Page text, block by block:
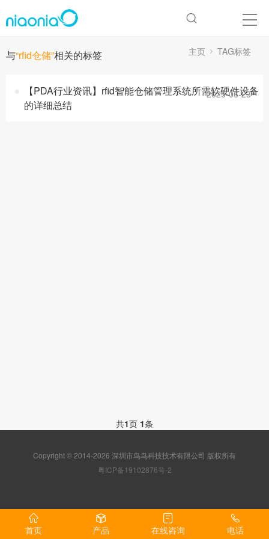
与“rfid仓储”相关的标签 主页 TAG标签
【PDA行业资讯】rfid智能仓储管理系统所需软硬件设备
的详细总结
2025-06-23
共1页 1条
Copyright © 2014-2026 深圳市鸟鸟科技技术有限公司 版权所有
粤ICP备19102876号-2
首页 产品 在线咨询 电话